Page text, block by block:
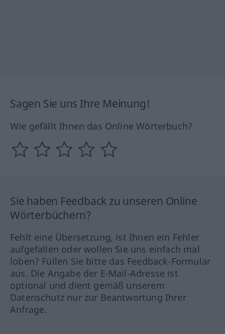
Sagen Sie uns Ihre Meinung!
Wie gefällt Ihnen das Online Wörterbuch?
Sie haben Feedback zu unseren Online
Wörterbüchern?
Fehlt eine Übersetzung, ist Ihnen ein Fehler
aufgefallen oder wollen Sie uns einfach mal
loben? Füllen Sie bitte das Feedback-Formular
aus. Die Angabe der E-Mail-Adresse ist
optional und dient gemäß unserem
Datenschutz nur zur Beantwortung Ihrer
Anfrage.